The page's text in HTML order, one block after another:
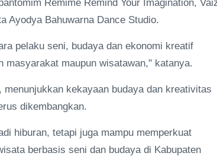
Remime Remind Your Imagination,
Ayodya Bahuwarna Dance Studio.
pelaku seni, budaya dan ekonomi kreatif
masyarakat maupun wisatawan," katanya.
kekayaan budaya dan kreativitas
dikembangkan.
hiburan, tetapi juga mampu memperkuat
berbasis seni dan budaya di Kabupaten